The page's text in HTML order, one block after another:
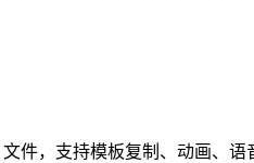
件，支持模板复制、动画、